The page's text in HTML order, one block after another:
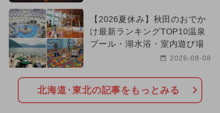
【2026夏休み】秋田のおでか
け最新ランキングTOP10温泉
プール・湖水浴・室内遊び場
2026-08-08
北海道･東北の記事をもっとみる